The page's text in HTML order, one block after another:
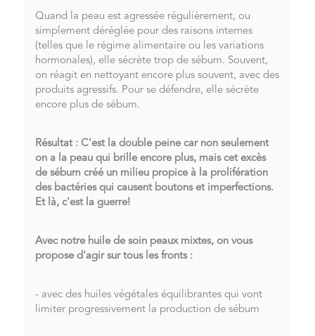
Quand la peau est agressée régulièrement, ou
simplement déréglée pour des raisons internes
(telles que le régime alimentaire ou les variations
hormonales), elle sécrète trop de sébum. Souvent,
on réagit en nettoyant encore plus souvent, avec des
produits agressifs. Pour se défendre, elle sécrète
encore plus de sébum.
Résultat : C'est la double peine car non seulement
on a la peau qui brille encore plus, mais cet excès
de sébum créé un milieu propice à la prolifération
des bactéries qui causent boutons et imperfections.
Et là, c'est la guerre!
Avec notre huile de soin peaux mixtes, on vous
propose d'agir sur tous les fronts :
- avec des huiles végétales équilibrantes qui vont
limiter progressivement la production de sébum